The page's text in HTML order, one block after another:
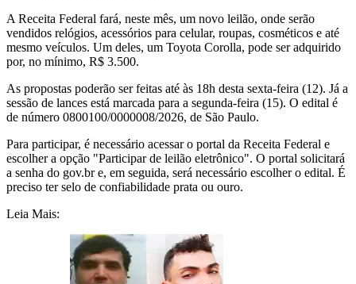
A Receita Federal fará, neste mês, um novo leilão, onde serão
vendidos relógios, acessórios para celular, roupas, cosméticos e até
mesmo veículos. Um deles, um Toyota Corolla, pode ser adquirido
por, no mínimo, R$ 3.500.
As propostas poderão ser feitas até às 18h desta sexta-feira (12). Já a
sessão de lances está marcada para a segunda-feira (15). O edital é
de número 0800100/0000008/2026, de São Paulo.
Para participar, é necessário acessar o portal da Receita Federal e
escolher a opção "Participar de leilão eletrônico". O portal solicitará
a senha do gov.br e, em seguida, será necessário escolher o edital. É
preciso ter selo de confiabilidade prata ou ouro.
Leia Mais: